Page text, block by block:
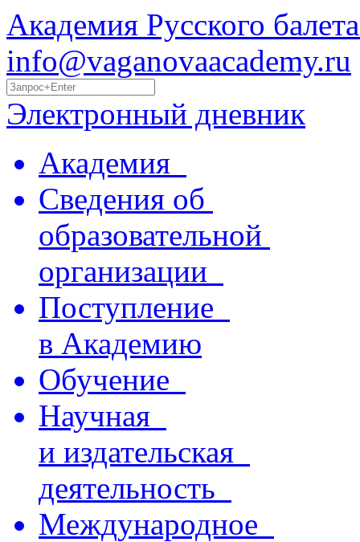
Академия Русского
info@vaganovaacademy.ru
Электронный дневник
Академия
Сведения об
образовательной
организации
Поступление
в Академию
Обучение
Научная
и издательская
деятельность
Международное